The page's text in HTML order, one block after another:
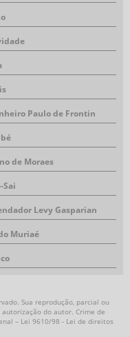
Paulo de Frontin
de Moraes
Sai
Levy Gasparian
Muriaé
Sua reprodução, parcial ou
do autor. Crime de
– Lei 9610/98 - Lei de direitos